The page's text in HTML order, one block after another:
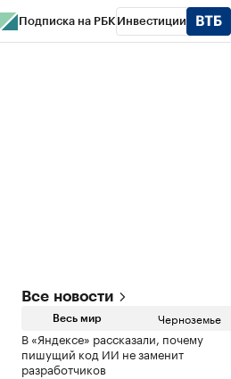
Подписка на РБК Инвестиции
Все новости
Весь мир Черноземье
В «Яндексе» рассказали, почему
пишущий код ИИ не заменит
разработчиков